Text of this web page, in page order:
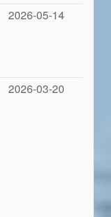
2026-05-14
2026-03-20